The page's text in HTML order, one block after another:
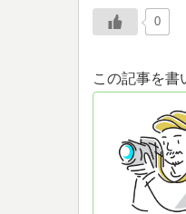
0
この記事を書